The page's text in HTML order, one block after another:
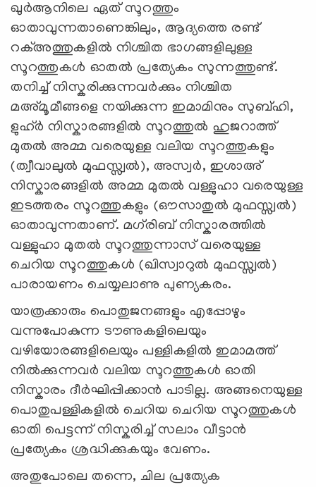
ഖുർആനിലെ ഏത് സൂറത്തും
ഓതാവുന്നതാണെങ്കിലും, ആദ്യത്തെ രണ്ട്
റക്അത്തുകളിൽ നിശ്ചിത ഭാഗങ്ങളിലുള്ള
സൂറത്തുകൾ ഓതൽ പ്രത്യേകം സുന്നത്തുണ്ട്.
തനിച്ച് നിസ്കരിക്കുന്നവർക്കും നിശ്ചിത
മഅ്മൂമീങ്ങളെ നയിക്കുന്ന ഇമാമിനും സുബ്ഹി,
ളുഹ്‌ർ നിസ്കാരങ്ങളിൽ സൂറത്തുൽ ഹുജറാത്ത്
മുതൽ അമ്മ വരെയുള്ള വലിയ സൂറത്തുകളും
(ത്വീവാലുൽ മുഫസ്സ്വൽ), അസ്വർ, ഇശാഅ്
നിസ്കാരങ്ങളിൽ അമ്മ മുതൽ വള്ളുഹാ വരെയുള്ള
ഇടത്തരം സൂറത്തുകളും (ഔസാതുൽ മുഫസ്സ്വൽ)
ഓതാവുന്നതാണ്. മഗ്‌രിബ് നിസ്കാരത്തിൽ
വള്ളുഹാ മുതൽ സൂറത്തുന്നാസ് വരെയുള്ള
ചെറിയ സൂറത്തുകൾ (ഖിസ്വാറുൽ മുഫസ്സ്വൽ)
പാരായണം ചെയ്യലാണു പുണ്യകരം.
യാത്രക്കാരും പൊതുജനങ്ങളും എപ്പോഴും
വന്നുപോകുന്ന ടൗണുകളിലെയും
വഴിയോരങ്ങളിലെയും പള്ളികളിൽ ഇമാമത്ത്
നിൽക്കുന്നവർ വലിയ സൂറത്തുകൾ ഓതി
നിസ്കാരം ദീർഘിപ്പിക്കാൻ പാടില്ല. അങ്ങനെയുള്ള
പൊതുപള്ളികളിൽ ചെറിയ ചെറിയ സൂറത്തുകൾ
ഓതി പെട്ടന്ന് നിസ്കരിച്ച് സലാം വീട്ടാൻ
പ്രത്യേകം ശ്രദ്ധിക്കുകയും വേണം.
അതുപോലെ തന്നെ, ചില പ്രത്യേക